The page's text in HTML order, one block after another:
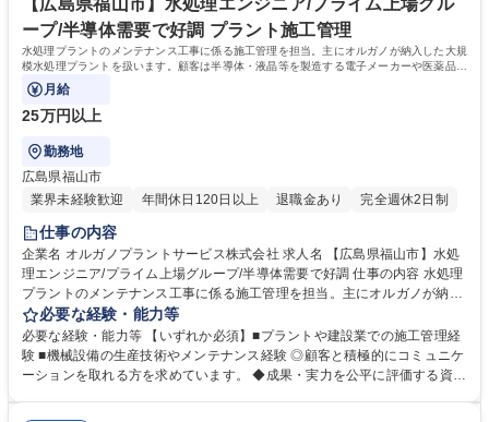
学歴・資格 学歴：大学院 大学 高専 短大 専修学校 高校 語学力： 資格：第
一種運転免許普通自動車
【広島県福山市】水処理エンジニア/プライム上場グル
ープ/半導体需要で好調 プラント施工管理
水処理プラントのメンテナンス工事に係る施工管理を担当。主にオルガノが納入した大規
模水処理プラントを扱います。顧客は半導体・液晶等を製造する電子メーカーや医薬品メ
ーカー、食品メーカー等です。
月給
25万円以上
勤務地
広島県福山市
業界未経験歓迎
年間休日120日以上 退職金あり 完全週休2日制
仕事の内容
企業名 オルガノプラントサービス株式会社 求人名 【広島県福山市】水処
理エンジニア/プライム上場グループ/半導体需要で好調 仕事の内容 水処理
プラントのメンテナンス工事に係る施工管理を担当。主にオルガノが納入
した大規模水処理プラントを扱います。顧客は半導体・液晶等を製造する
電子メーカーや医薬品メーカー、食品メーカー等です。 ◆全国の顧客に迅
速な対応を行う為、全国に23ヶ所の出張所を設置しており、オルガノグル
ープ各社と協力して業務を進めていきます。 【技術力】世界トップレベル
必要な経験・能力等
必要な経験・能力等 【いずれか必須】■プラントや建設業での施工管理経
験 ■機械設備の生産技術やメンテナンス経験 ◎顧客と積極的にコミュニケ
ーションを取れる方を求めています。 ◆成果・実力を公平に評価する資格